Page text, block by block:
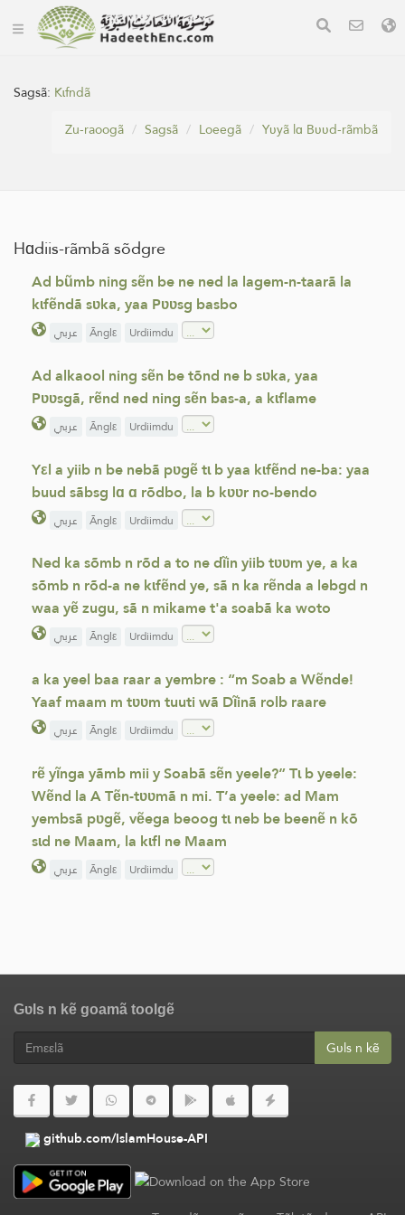
Sagsã: Kɩfndã
Zu-raoogã
Sagsã Loeegã Yʋyã lɑ Bʋʋd-rãmbã
Hɑdiis-rãmbã sõdgre
Ad bũmb ning sẽn be ne ned la lagem-n-taarã la
kɩfẽndã sʋka, yaa Pʋʋsg basbo
عربي Ãnglε Urdiimdu
Ad alkaool ning sẽn be tõnd ne b sʋka, yaa
Pʋʋsgã, rẽnd ned ning sẽn bas-a, a kɩflame
عربي Ãnglε Urdiimdu
Yεl a yiib n be nebã pʋgẽ tɩ b yaa kɩfẽnd ne-ba: yaa
buud sãbsg lɑ ɑ rõdbo, la b kʋʋr no-bendo
عربي Ãnglε Urdiimdu
Ned ka sõmb n rõd a to ne dĩin yiib tʋʋm ye, a ka
sõmb n rõd-a ne kɩfẽnd ye, sã n ka rẽnda a lebgd n
waa yẽ zugu, sã n mikame t'a soabã ka woto
عربي Ãnglε Urdiimdu
a ka yeel baa raar a yembre : “m Soab a Wẽnde!
Yaaf maam m tʋʋm tuuti wã Dĩinã rolb raare
عربي Ãnglε Urdiimdu
rẽ yĩnga yãmb mii y Soabã sẽn yeele?” Tɩ b yeele:
Wẽnd la A Tẽn-tʋʋmã n mi. T’a yeele: ad Mam
yembsã pʋgẽ, vẽega beoog tɩ neb be beenẽ n kõ
sɩd ne Maam, la kɩfl ne Maam
عربي Ãnglε Urdiimdu
Gʋls n kẽ goamã toolgẽ
Gʋls n kẽ
github.com/IslamHouse-API